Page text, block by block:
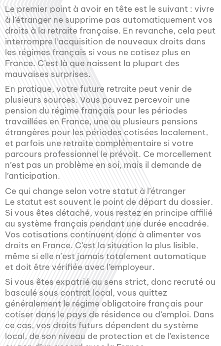
Le premier point à avoir en tête est le suivant : vivre
à l’étranger ne supprime pas automatiquement vos
droits à la retraite française. En revanche, cela peut
interrompre l’acquisition de nouveaux droits dans
les régimes français si vous ne cotisez plus en
France. C’est là que naissent la plupart des
mauvaises surprises.
En pratique, votre future retraite peut venir de
plusieurs sources. Vous pouvez percevoir une
pension du régime français pour les périodes
travaillées en France, une ou plusieurs pensions
étrangères pour les périodes cotisées localement,
et parfois une retraite complémentaire si votre
parcours professionnel le prévoit. Ce morcellement
n’est pas un problème en soi, mais il demande de
l’anticipation.
Ce qui change selon votre statut à l’étranger
Le statut est souvent le point de départ du dossier.
Si vous êtes détaché, vous restez en principe affilié
au système français pendant une durée encadrée.
Vos cotisations continuent donc à alimenter vos
droits en France. C’est la situation la plus lisible,
même si elle n’est jamais totalement automatique
et doit être vérifiée avec l’employeur.
Si vous êtes expatrié au sens strict, donc recruté ou
basculé sous contrat local, vous quittez
généralement le régime obligatoire français pour
cotiser dans le pays de résidence ou d’emploi. Dans
ce cas, vos droits futurs dépendent du système
local, de son niveau de protection et de l’existence